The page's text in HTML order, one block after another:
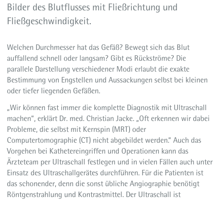
Bilder des Blutflusses mit Fließrichtung und
Fließgeschwindigkeit.
Welchen Durchmesser hat das Gefäß? Bewegt sich das Blut
auffallend schnell oder langsam? Gibt es Rückströme? Die
parallele Darstellung verschiedener Modi erlaubt die exakte
Bestimmung von Engstellen und Aussackungen selbst bei kleinen
oder tiefer liegenden Gefäßen.
„Wir können fast immer die komplette Diagnostik mit Ultraschall
machen“, erklärt Dr. med. Christian Jacke. „Oft erkennen wir dabei
Probleme, die selbst mit Kernspin (MRT) oder
Computertomographie (CT) nicht abgebildet werden.“ Auch das
Vorgehen bei Kathetereingriffen und Operationen kann das
Ärzteteam per Ultraschall festlegen und in vielen Fällen auch unter
Einsatz des Ultraschallgerätes durchführen. Für die Patienten ist
das schonender, denn die sonst übliche Angiographie benötigt
Röntgenstrahlung und Kontrastmittel. Der Ultraschall ist